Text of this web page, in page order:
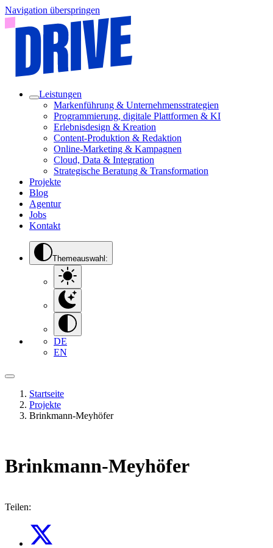
Navigation überspringen
Leistungen
Markenführung & Unternehmensstrategien
Programmierung, digitale Plattformen & KI
Erlebnisdesign & Kreation
Content-Produktion & Redaktion
Online-Marketing & Kampagnen
Cloud, Data & Integration
Strategische Beratung & Transformation
Projekte
Blog
Agentur
Jobs
Kontakt
Themeauswahl:
DE
EN
Startseite
Projekte
Brinkmann-Meyhöfer
Brinkmann-Meyhöfer
Teilen: